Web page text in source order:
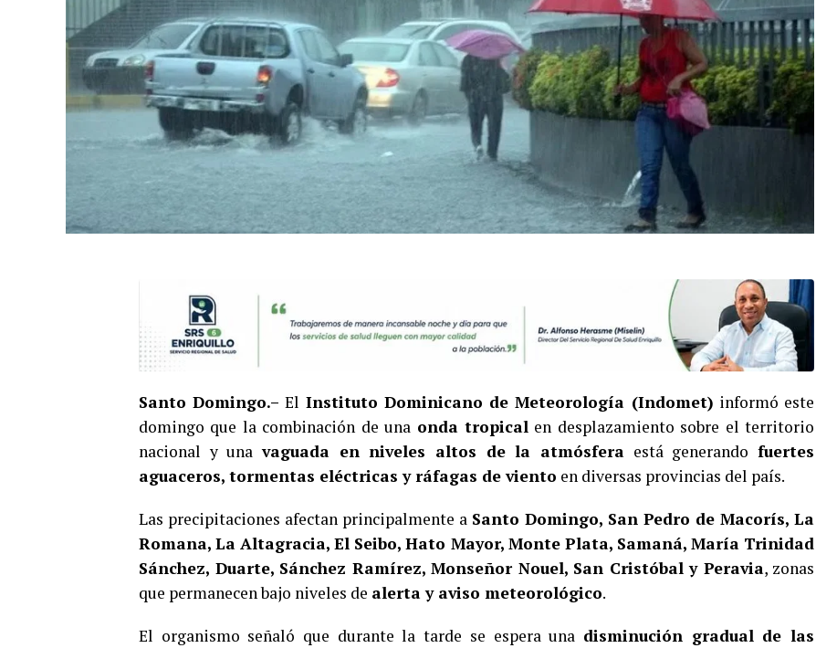
Santo Domingo.– El Instituto Dominicano de Meteorología (Indomet) informó este
domingo que la combinación de una onda tropicalen desplazamiento sobre el territorio
nacional y unavaguada en niveles altos de la atmósfera está generando fuertes
aguaceros, tormentas eléctricas y ráfagas de viento en diversas provincias del país.
Las precipitaciones afectan principalmente a Santo Domingo, San Pedro de Macorís, La
Romana, La Altagracia, El Seibo, Hato Mayor, Monte Plata, Samaná, María Trinidad
Sánchez, Duarte, Sánchez Ramírez, Monseñor Nouel, San Cristóbal y Peravia, zonas
que permanecen bajo niveles de alerta y aviso meteorológico.
El organismo señaló que durante la tarde se espera una disminución gradual de las